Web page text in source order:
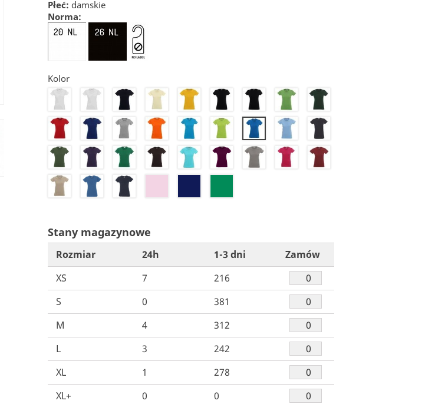
Płeć: damskie
Norma:
Kolor
20
20NL 22 23 24 26 26NL 27 28
30 32 34 36 39 41 44 46 50
55 56 57 61 65 67 70 71 72
74 82 83
Stany magazynowe
Rozmiar 24h 1-3 dni
Zamów
XS
7
216
S
0
381
M
4
312
L
3
242
XL
1
278
XL+
0
0